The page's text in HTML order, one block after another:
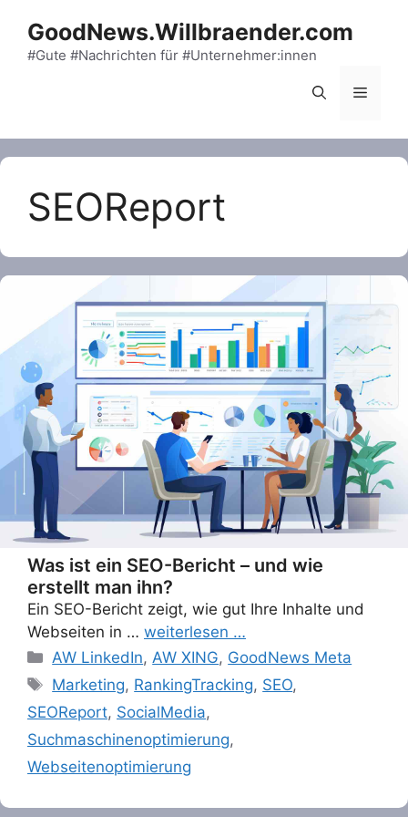
content
GoodNews.Willbraender.com
#Gute #Nachrichten für #Unternehmer:innen
Menu
SEOReport
Was ist ein SEO-Bericht – und wie
erstellt man ihn?
Ein SEO-Bericht zeigt, wie gut Ihre Inhalte und
Webseiten in … weiterlesen …
Categories
AW LinkedIn, AW XING, GoodNews Meta
Tags
Marketing, RankingTracking, SEO,
SEOReport, SocialMedia,
Suchmaschinenoptimierung,
Webseitenoptimierung